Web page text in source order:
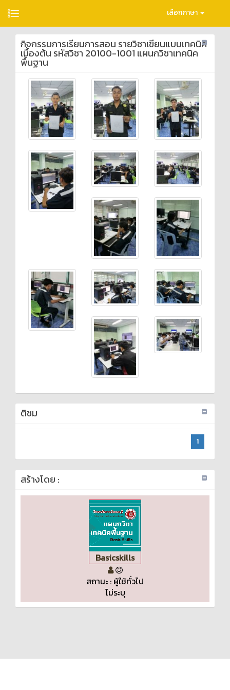
เลือกภาษา
กิจกรรมการเรียนการสอน รายวิชาเขียนแบบเทคนิค
เบื้องต้น รหัสวิชา 20100-1001 แผนกวิชาเทคนิค
พื้นฐาน
ติชม
1
สร้างโดย :
Basicskills
สถานะ : ผู้ใช้ทั่วไป
ไม่ระบุ